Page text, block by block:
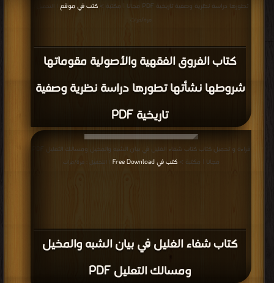
كتاب الفروق الفقهية والأصولية مقوماتها
شروطها نشأتها تطورها دراسة نظرية وصفية
تاريخية PDF
تطورها دراسة نظرية وصفية تاريخية PDF مجانا | مكتبة >
كتب في موقع
| التحميل :
مرة/مرات
كتاب شفاء الغليل في بيان الشبه والمخيل
ومسالك التعليل PDF
مجانا | مكتبة >كتب في Free Download | التحميل : مرة/مرات